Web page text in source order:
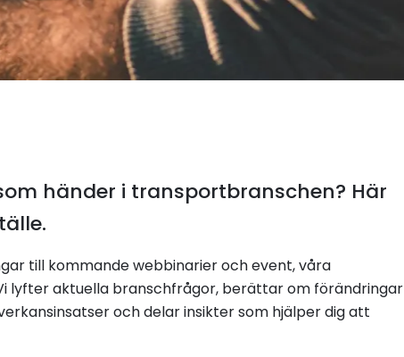
händer i transportbranschen? Här
till kommande webbinarier och event, våra
lyfter aktuella branschfrågor, berättar om förändringar
och delar insikter som hjälper dig att